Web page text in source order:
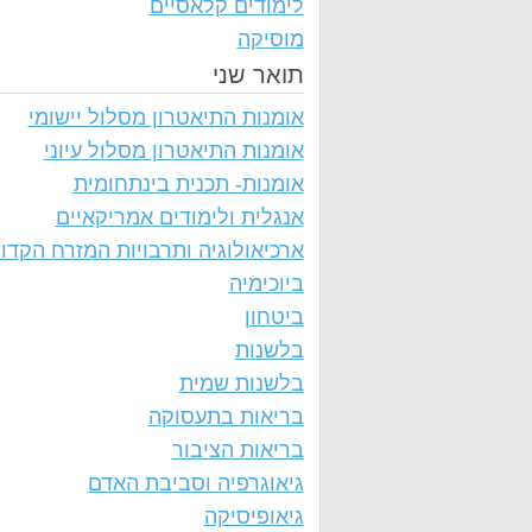
לימודים קלאסיים
מוסיקה
תואר שני
אומנות התיאטרון מסלול יישומי
אומנות התיאטרון מסלול עיוני
אומנות- תכנית בינתחומית
אנגלית ולימודים אמריקאיים
ארכיאולוגיה ותרבויות המזרח
ביוכימיה
ביטחון
בלשנות
בלשנות שמית
בריאות בתעסוקה
בריאות הציבור
גיאוגרפיה וסביבת האדם
גיאופיסיקה